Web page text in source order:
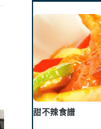
甜不辣食譜